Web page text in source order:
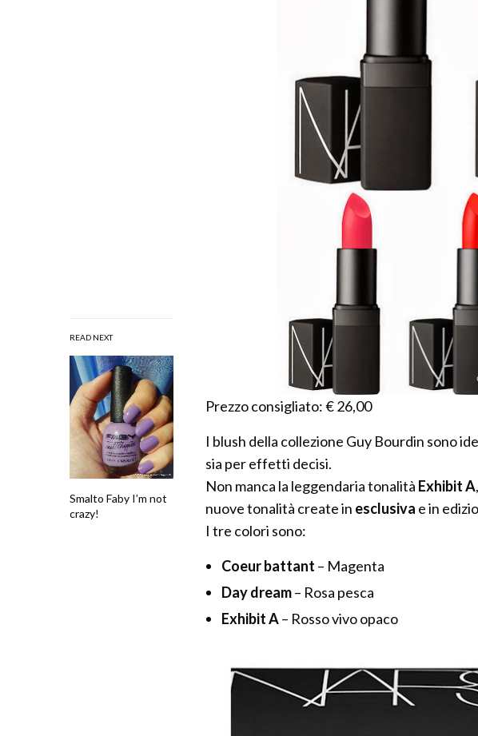
READ NEXT
Smalto Faby I’m not
crazy!
Prezzo consigliato: € 26,00
I blush della collezione Guy Bourdin sono
sia per effetti decisi.
Non manca la leggendaria tonalità Exhibit A
nuove tonalità create in esclusiva e in
I tre colori sono:
Coeur battant – Magenta
Day dream– Rosa pesca
Exhibit A– Rosso vivo opaco